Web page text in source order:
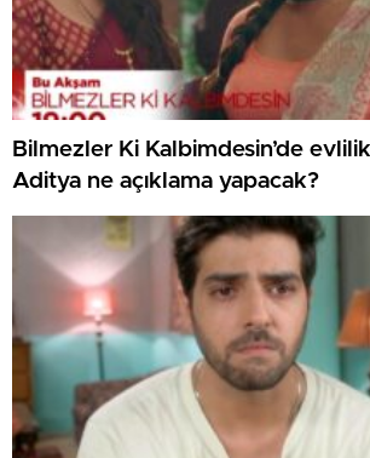
Bilmezler Ki Kalbimdesin’de
Aditya ne açıklama yapacak?